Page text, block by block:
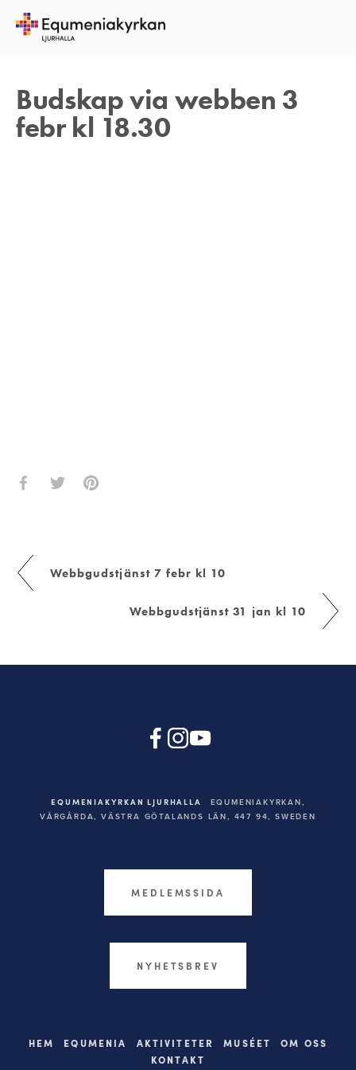
Budskap via webben 3
febr kl 18.30
27 JANUARI 2021
Webbgudstjänst 7 febr kl 10
Webbgudstjänst 31 jan kl 10
EQUMENIAKYRKAN LJURHALLA
EQUMENIAKYRKAN,
VÅRGÅRDA, VÄSTRA GÖTALANDS LÄN, 447 94, SWEDEN
MEDLEMSSIDA
NYHETSBREV
HEM EQUMENIA AKTIVITETER MUSÉET
OM OSS
KONTAKT